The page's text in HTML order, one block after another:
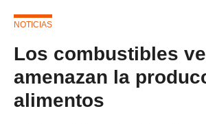
NOTICIAS
Los combustibles
amenazan la
alimentos